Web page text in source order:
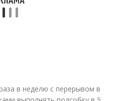
в неделю с перерывом в